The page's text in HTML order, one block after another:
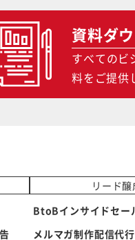
資料ダ
すべてのビ
料をご提供
リード醸
BtoBインサイドセー
メルマガ制作配信代行